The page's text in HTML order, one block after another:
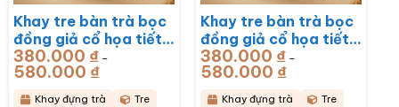
Khay tre bàn trà bọc
đồng giả cổ họa tiết
Rồng Phú Quý
51x33x6cm BT-
KDT17
380.000 ₫ –
580.000 ₫Khoảng
giá:
từ
380.000 ₫
Khay đựng trà
Tre
Khay tre bàn trà bọc
đồng giả cổ họa tiết
Mã Đáo Thành Công
43x28x6cm BT-
KDT16
380.000 ₫ –
580.000 ₫Khoảng
giá:
từ
380.000 ₫
Khay đựng trà
Tre